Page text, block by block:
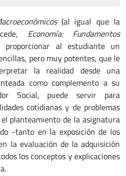
(al igual que la
Economía: Fundamentos
proporcionar al estudiante un
pero muy potentes, que le
la realidad desde una
como complemento a su
Social, puede servir para
cotidianas y de problemas
planteamiento de la asignatura
-tanto en la exposición de los
la evaluación de la adquisición
los conceptos y explicaciones